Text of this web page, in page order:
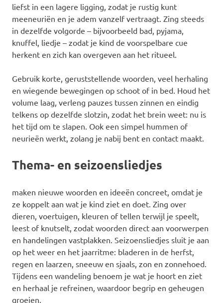
liefst in een lagere ligging, zodat je rustig kunt
meeneuriën en je adem vanzelf vertraagt. Zing steeds
in dezelfde volgorde – bijvoorbeeld bad, pyjama,
knuffel, liedje – zodat je kind de voorspelbare cue
herkent en zich kan overgeven aan het ritueel.
Gebruik korte, geruststellende woorden, veel herhaling
en wiegende bewegingen op schoot of in bed. Houd het
volume laag, verleng pauzes tussen zinnen en eindig
telkens op dezelfde slotzin, zodat het brein weet: nu is
het tijd om te slapen. Ook een simpel hummen of
neurieën werkt, zolang je nabij bent en contact maakt.
Thema- en seizoensliedjes
maken nieuwe woorden en ideeën concreet, omdat je
ze koppelt aan wat je kind ziet en doet. Zing over
dieren, voertuigen, kleuren of tellen terwijl je speelt,
leest of knutselt, zodat woorden direct aan voorwerpen
en handelingen vastplakken. Seizoensliedjes sluit je aan
op het weer en het jaarritme: bladeren in de herfst,
regen en laarzen, sneeuw en sjaals, zon en zonnehoed.
Tijdens een wandeling benoem je wat je hoort en ziet
en herhaal je refreinen, waardoor begrip en geheugen
groeien.